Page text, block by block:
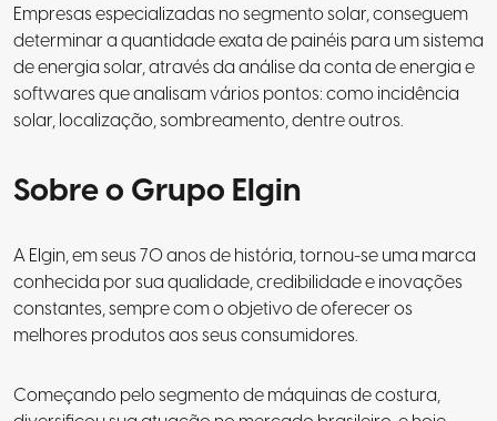
Empresas especializadas no segmento solar, conseguem
determinar a quantidade exata de painéis para um sistema
de energia solar, através da análise da conta de energia e
softwares que analisam vários pontos: como incidência
solar, localização, sombreamento, dentre outros.
Sobre o Grupo Elgin
A Elgin, em seus 70 anos de história, tornou-se uma marca
conhecida por sua qualidade, credibilidade e inovações
constantes, sempre com o objetivo de oferecer os
melhores produtos aos seus consumidores.
Começando pelo segmento de máquinas de costura,